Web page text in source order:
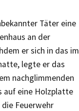
Täter eine
an der
er sich in das im
legte er das
nachglimmenden
auf eine Holzplatte
Feuerwehr